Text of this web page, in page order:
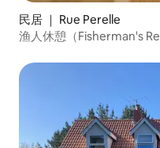
民居 ｜ Rue Perelle
渔人休憩（Fisherman's